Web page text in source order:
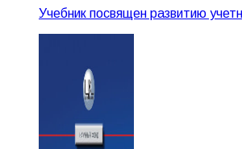
Учебник посвящен развитию